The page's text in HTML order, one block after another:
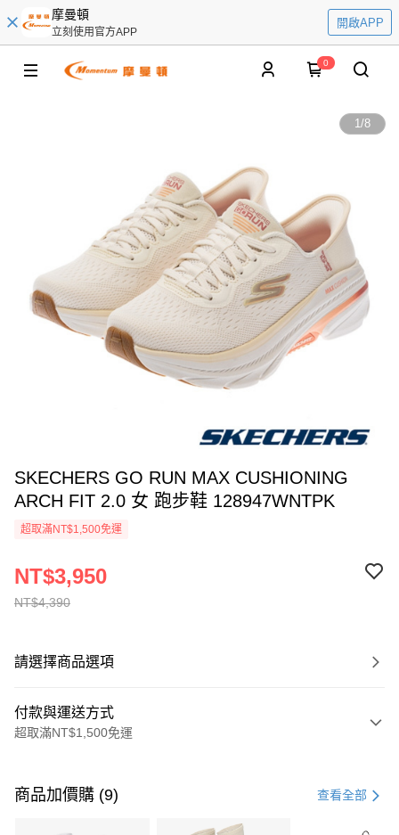
摩曼頓
立刻使用官方APP
開啟APP
0
1/8
SKECHERS GO RUN MAX CUSHIONING
ARCH FIT 2.0 女 跑步鞋 128947WNTPK
超取滿NT$1,500免運
NT$4,390
NT$3,950
請選擇商品選項
付款與運送方式
超取滿NT$1,500免運
信用卡一次付款
商品加價購 (9) 查看全部